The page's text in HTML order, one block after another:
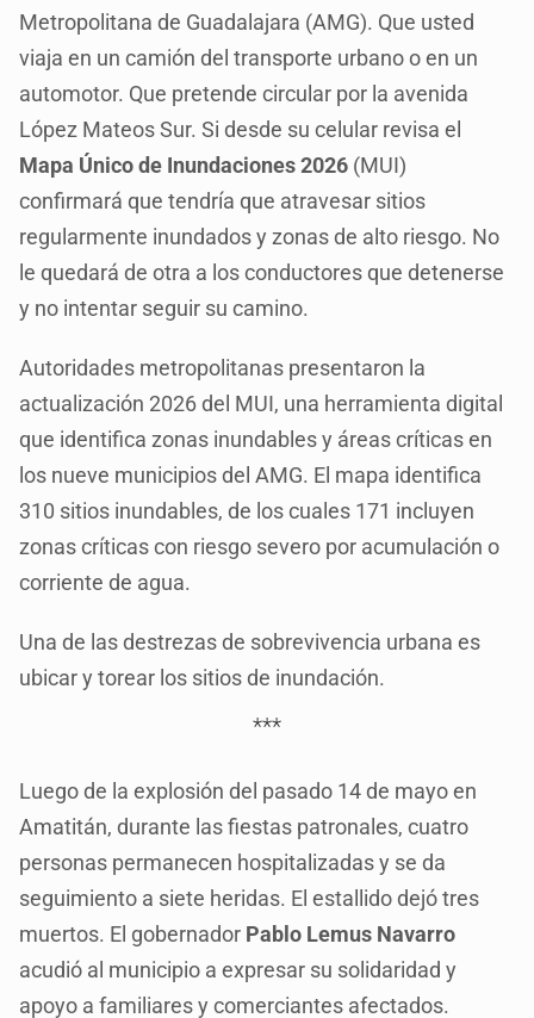
Metropolitana de Guadalajara (AMG). Que usted
viaja en un camión del transporte urbano o en un
automotor. Que pretende circular por la avenida
López Mateos Sur. Si desde su celular revisa el
Mapa Único de Inundaciones 2026 (MUI)
confirmará que tendría que atravesar sitios
regularmente inundados y zonas de alto riesgo. No
le quedará de otra a los conductores que detenerse
y no intentar seguir su camino.
Autoridades metropolitanas presentaron la
actualización 2026 del MUI, una herramienta digital
que identifica zonas inundables y áreas críticas en
los nueve municipios del AMG. El mapa identifica
310 sitios inundables, de los cuales 171 incluyen
zonas críticas con riesgo severo por acumulación o
corriente de agua.
Una de las destrezas de sobrevivencia urbana es
ubicar y torear los sitios de inundación.
***
Luego de la explosión del pasado 14 de mayo en
Amatitán, durante las fiestas patronales, cuatro
personas permanecen hospitalizadas y se da
seguimiento a siete heridas. El estallido dejó tres
muertos. El gobernador Pablo Lemus Navarro
acudió al municipio a expresar su solidaridad y
apoyo a familiares y comerciantes afectados.